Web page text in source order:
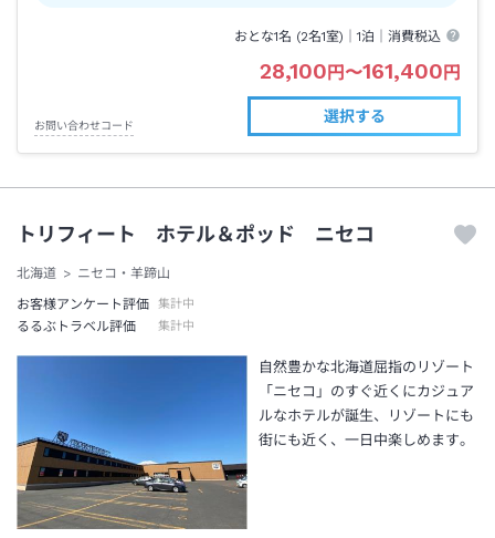
おとな1名 (2名1室)｜1泊 ｜消費税込
28,100円〜161,400円
お問い合わせコード
選択する
トリフィート ホテル＆ポッド ニセコ
北海道
ニセコ・羊蹄山
お客様アンケート評価
集計中
るるぶトラベル評価 集計中
自然豊かな北海道屈指のリゾート
「ニセコ」のすぐ近くにカジュア
ルなホテルが誕生、リゾートにも
街にも近く、一日中楽しめます。